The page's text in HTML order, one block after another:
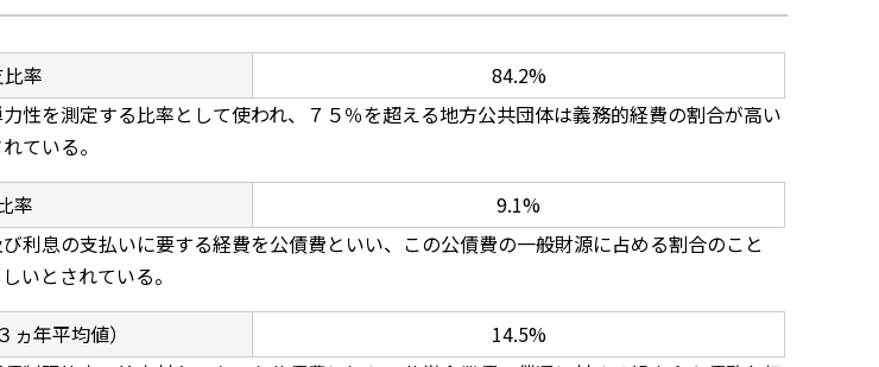
率
84.2%
性を測定する比率として使われ、７５％を超える地方公共団体は義務的経費の割合が高い
ている。
率
9.1%
利息の支払いに要する経費を公債費といい、この公債費の一般財源に占める割合のこと
いとされている。
年平均値）
14.5%